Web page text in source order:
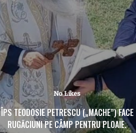
No Likes
IERI S-A ÎMPLINIT UN AN FĂRĂ NEA NELU
ILIESCU: „MĂI DRAGĂ”, CE-AȚI FĂCUT CU
PARTIDUL?